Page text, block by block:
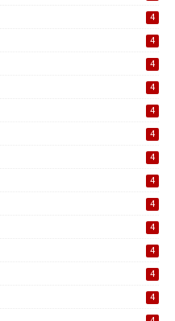
4
4
4
4
4
4
4
4
4
4
4
4
4